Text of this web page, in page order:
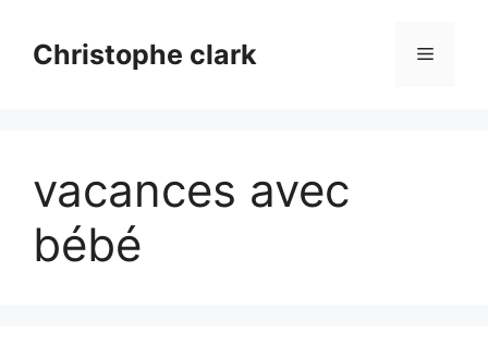
contenuChristophe clark Menu
vacances avec
bébé